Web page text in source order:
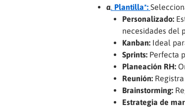
a Plantilla*:
Personalizado:
necesidades del
Kanban:Ideal
Sprints:Perfecta
Planeación RH:
Reunión:Registra
Brainstorming:
Estrategia de